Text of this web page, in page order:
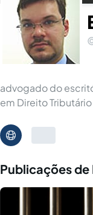
advogado do
em Direito
Publicações